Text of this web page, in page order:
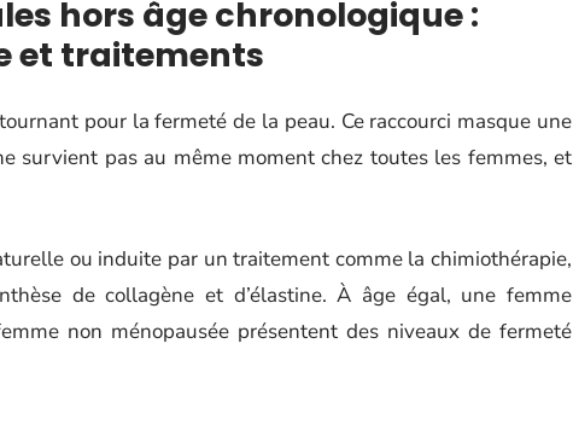
hors âge chronologique :
et traitements
pour la fermeté de la peau. Ce raccourci masque une
survient pas au même moment chez toutes les femmes, et
ou induite par un traitement comme la chimiothérapie,
de collagène et d’élastine. À âge égal, une femme
non ménopausée présentent des niveaux de fermeté